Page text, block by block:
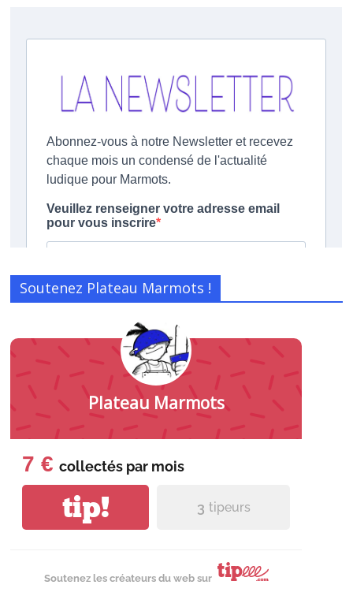
Soutenez Plateau Marmots !
Plateau Marmots
7 € collectés par mois
tip! 3 tipeurs
Soutenez les créateurs du web sur